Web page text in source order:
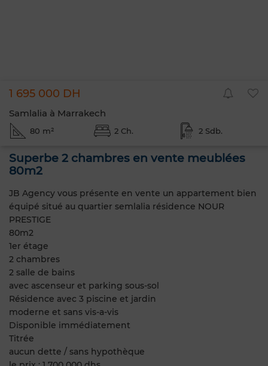
1 695 000 DH
Samlalia à Marrakech
80 m² 2 Ch. 2 Sdb.
Superbe 2 chambres en vente meublées
80m2
JB Agency vous présente en vente un appartement bien
équipé situé au quartier semlalia résidence NOUR
PRESTIGE
80m2
1er étage
2 chambres
2 salle de bains
avec ascenseur et parking sous-sol
Résidence avec 3 piscine et jardin
moderne et sans vis-a-vis
Disponible immédiatement
Titrée
aucun dette / sans hypothèque